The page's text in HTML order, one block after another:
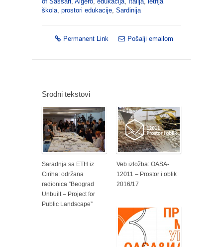
škola, prostori edukacije, Sardinija
Permanent Link Pošalji emailom
Srodni tekstovi
Saradnja sa ETH iz
Ciriha: održana
radionica ”Beograd
Unbuilt – Project for
Public Landscape”
Veb izložba: OASA-
12011 – Prostor i oblik
2016/17